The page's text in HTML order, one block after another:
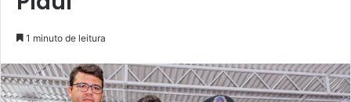
1 minuto de leitura